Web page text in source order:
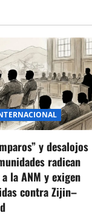
y desalojos
radican
la ANM y exigen
contra Zijin–